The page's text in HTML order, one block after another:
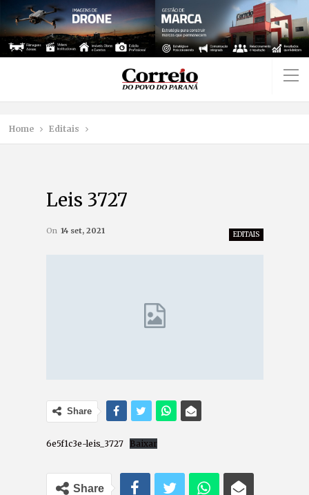
Home Editais
Leis 3727
EDITAIS
On 14 set, 2021
Share
6e5f1c3e-leis_3727 Baixar
Share